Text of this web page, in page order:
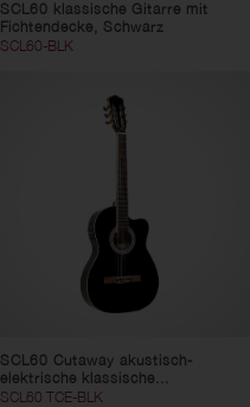
SCL60 klassische Gitarre mit
Fichtendecke, Schwarz
SCL60-BLK
SCL60 Cutaway akustisch-
elektrische klassische...
SCL60 TCE-BLK